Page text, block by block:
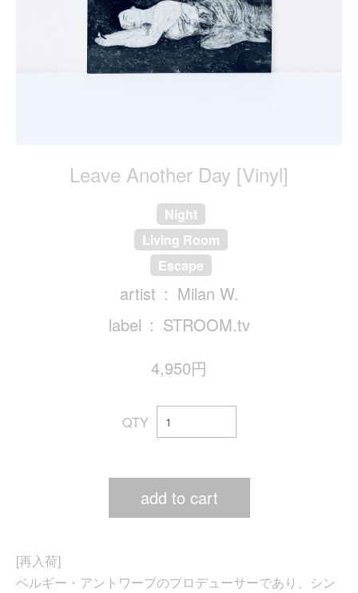
Leave Another Day [Vinyl]
Night
Living Room
Escape
artist
Milan W.
label
STROOM.tv
4,950円
QTY
add to cart
[再入荷]
ベルギー・アントワープのプロデューサーであり、シン